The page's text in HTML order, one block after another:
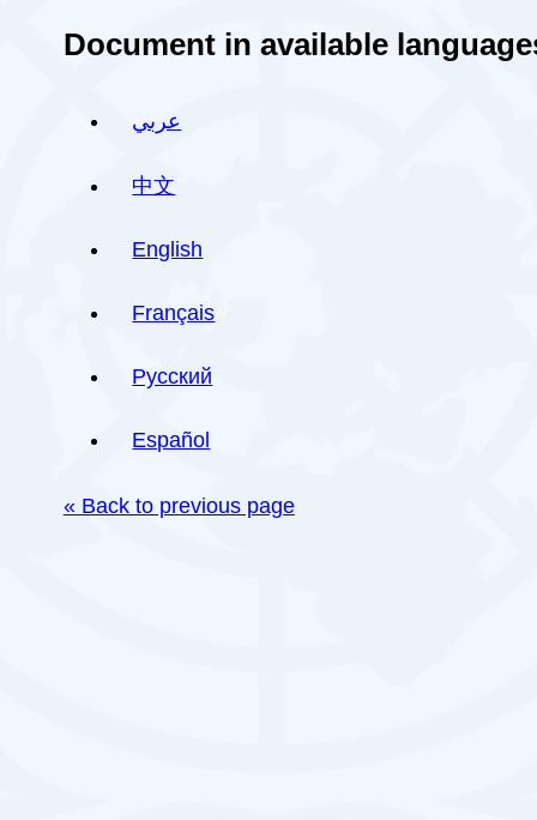
Document in available
عربي
中文
English
Français
Русский
Español
« Back to previous page